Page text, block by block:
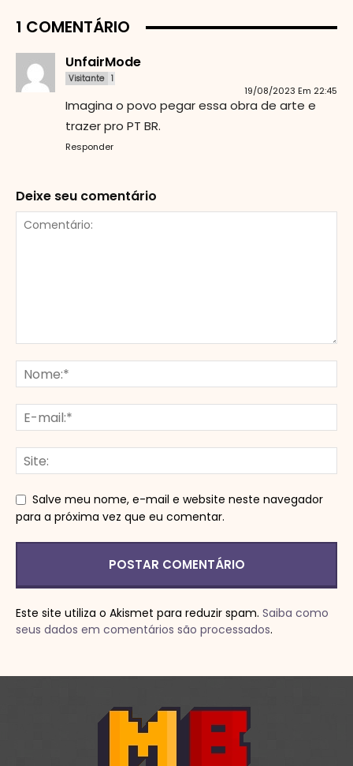
1 COMENTÁRIO
UnfairMode
Visitante 1
19/08/2023 Em 22:45
Imagina o povo pegar essa obra de arte e
trazer pro PT BR.
Responder
Deixe seu comentário
Salve meu nome, e-mail e website neste navegador
para a próxima vez que eu comentar.
Este site utiliza o Akismet para reduzir spam. Saiba como
seus dados em comentários são processados.